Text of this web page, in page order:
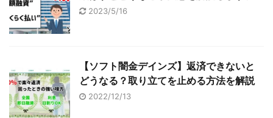
2023/5/16
【ソフト闇金デインズ】返済できないと
どうなる？取り立てを止める方法を解説
2022/12/13